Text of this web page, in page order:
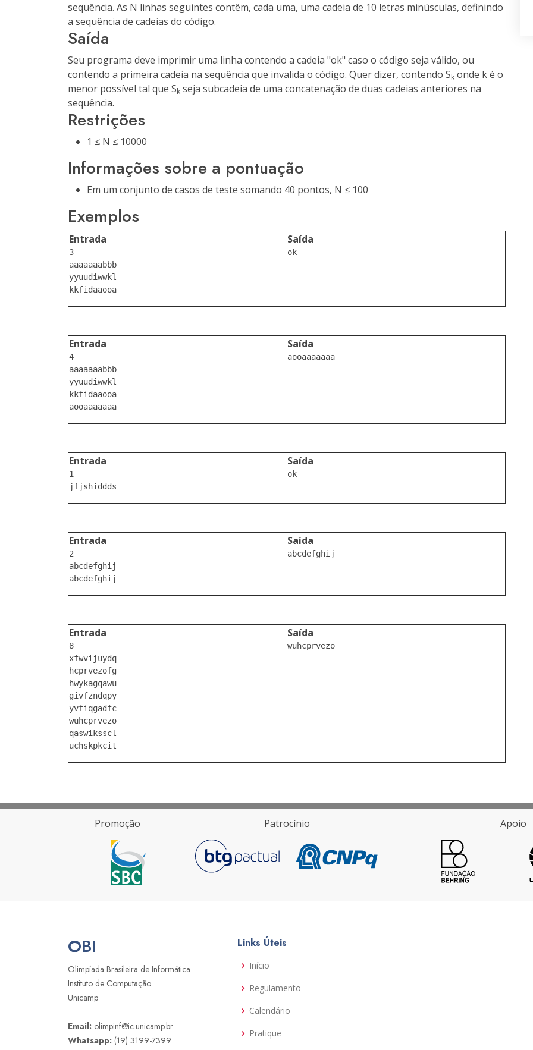
sequência. As N linhas seguintes contêm, cada uma, uma cadeia de 10 letras minúsculas, definindo
a sequência de cadeias do código.
Saída
Seu programa deve imprimir uma linha contendo a cadeia "ok" caso o código seja válido, ou
contendo a primeira cadeia na sequência que invalida o código. Quer dizer, contendo Sk onde k é o
menor possível tal que Sk seja subcadeia de uma concatenação de duas cadeias anteriores na
sequência.
Restrições
1 ≤ N ≤ 10000
Informações sobre a pontuação
Em um conjunto de casos de teste somando 40 pontos, N ≤ 100
Exemplos
Entrada
3
aaaaaaabbb
yyuudiwwkl
Saída
ok
Entrada
4
aaaaaaabbb
yyuudiwwkl
kkfidaaooa
Saída
aooaaaaaaa
Entrada
1
Saída
ok
Entrada
2
abcdefghij
Saída
abcdefghij
Entrada
8
xfwvijuydq
hcprvezofg
hwykagqawu
givfzndqpy
yvfiqgadfc
wuhcprvezo
qaswiksscl
Saída
wuhcprvezo
Promoção Patrocínio Apoio
OBI
Olimpíada Brasileira de Informática
Instituto de Computação
Unicamp
Email: olimpinf@ic.unicamp.br
Whatsapp: (19) 3199-7399
Links Úteis
Início
Regulamento
Calendário
Pratique